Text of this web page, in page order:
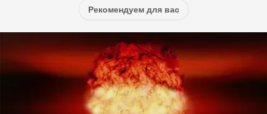
Рекомендуем для вас